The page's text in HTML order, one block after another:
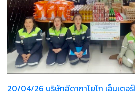
20/04/26 บริษัทฮีดากาโยโก เอ็นเตอ